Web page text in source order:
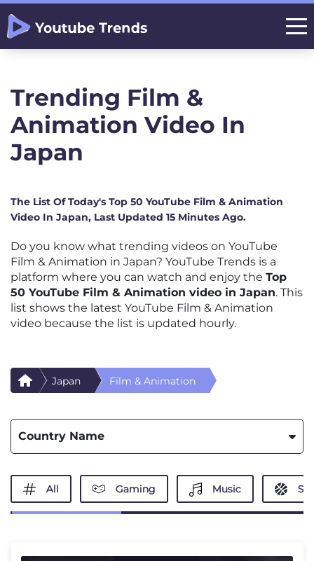
Trending Film &
Animation Video In
Japan
The List Of Today's Top 50 YouTube Film & Animation
Video In Japan, Last Updated 15 Minutes Ago.
Do you know what trending videos on YouTube
Film & Animation in Japan? YouTube Trends is a
platform where you can watch and enjoy the Top
50 YouTube Film & Animation video in Japan. This
list shows the latest YouTube Film & Animation
video because the list is updated hourly.
Japan Film & Animation
Country Name
All Gaming Music